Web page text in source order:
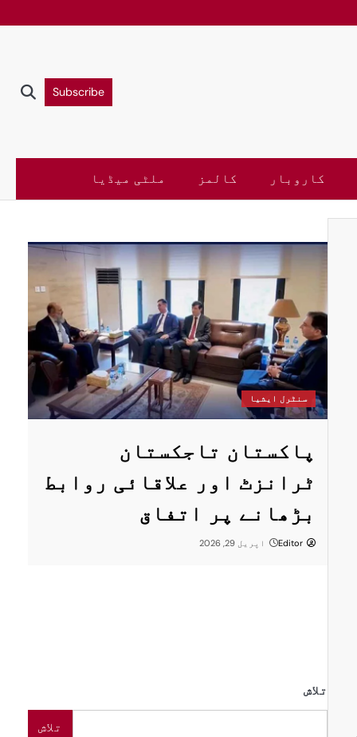
Subscribe
کاروبار کالمز ملٹی میڈیا
سنٹرل ایشیا
پاکستان تاجکستان
ٹرانزٹ اور علاقائی روابط
بڑھانے پر اتفاق
Editor اپریل 29, 2026
تلاش
تلاش